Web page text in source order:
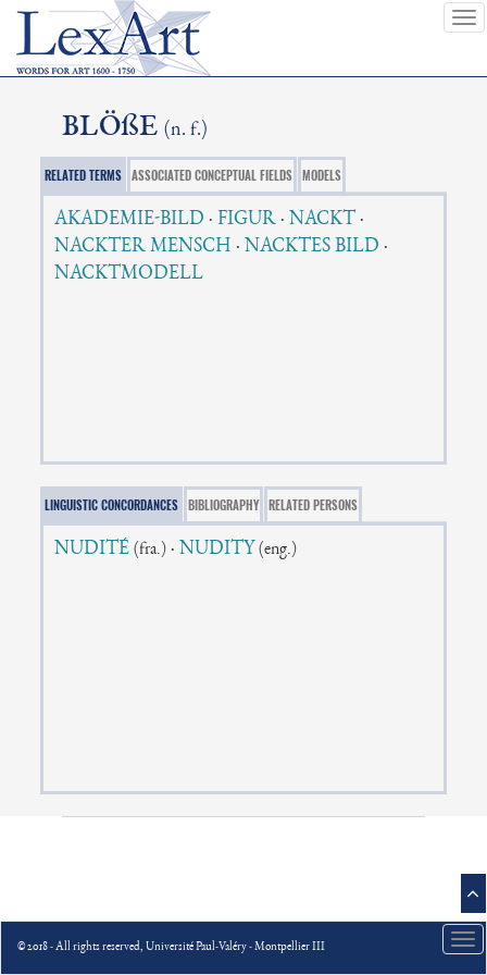
BLÖßE (n. f.)
RELATED TERMS ASSOCIATED CONCEPTUAL FIELDS MODELS
AKADEMIE-BILD ·FIGUR ·NACKT ·
NACKTER MENSCH ·NACKTES BILD ·
NACKTMODELL
LINGUISTIC CONCORDANCES BIBLIOGRAPHY RELATED PERSONS
NUDITÉ (fra.) ·NUDITY (eng.)
© 2018 - All rights reserved, Université Paul-Valéry - Montpellier III